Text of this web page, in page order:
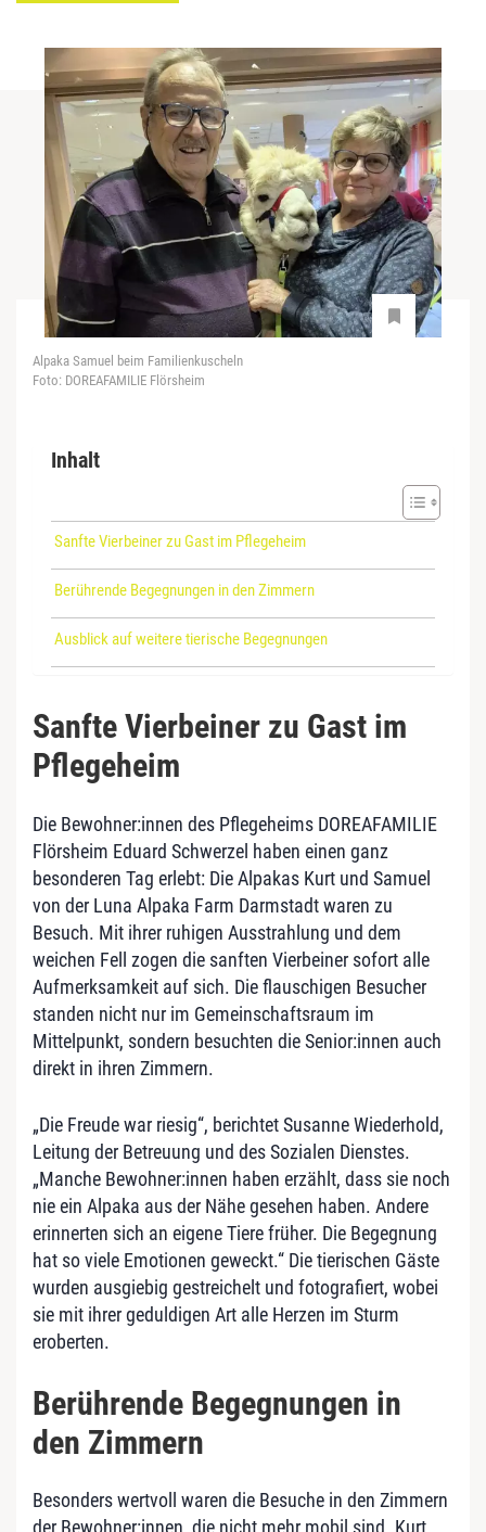
Alpaka Samuel beim Familienkuscheln
Foto: DOREAFAMILIE Flörsheim
Inhalt
Sanfte Vierbeiner zu Gast im Pflegeheim
Berührende Begegnungen in den Zimmern
Ausblick auf weitere tierische Begegnungen
Sanfte Vierbeiner zu Gast im
Pflegeheim
Die Bewohner:innen des Pflegeheims DOREAFAMILIE
Flörsheim Eduard Schwerzel haben einen ganz
besonderen Tag erlebt: Die Alpakas Kurt und Samuel
von der Luna Alpaka Farm Darmstadt waren zu
Besuch. Mit ihrer ruhigen Ausstrahlung und dem
weichen Fell zogen die sanften Vierbeiner sofort alle
Aufmerksamkeit auf sich. Die flauschigen Besucher
standen nicht nur im Gemeinschaftsraum im
Mittelpunkt, sondern besuchten die Senior:innen auch
direkt in ihren Zimmern.
„Die Freude war riesig“, berichtet Susanne Wiederhold,
Leitung der Betreuung und des Sozialen Dienstes.
„Manche Bewohner:innen haben erzählt, dass sie noch
nie ein Alpaka aus der Nähe gesehen haben. Andere
erinnerten sich an eigene Tiere früher. Die Begegnung
hat so viele Emotionen geweckt.“ Die tierischen Gäste
wurden ausgiebig gestreichelt und fotografiert, wobei
sie mit ihrer geduldigen Art alle Herzen im Sturm
eroberten.
Berührende Begegnungen in
den Zimmern
Besonders wertvoll waren die Besuche in den Zimmern
der Bewohner:innen, die nicht mehr mobil sind. Kurt